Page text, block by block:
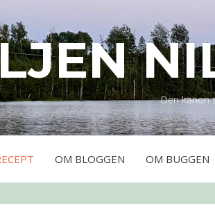
Den kanon
OM BLOGGEN OM BUGGEN